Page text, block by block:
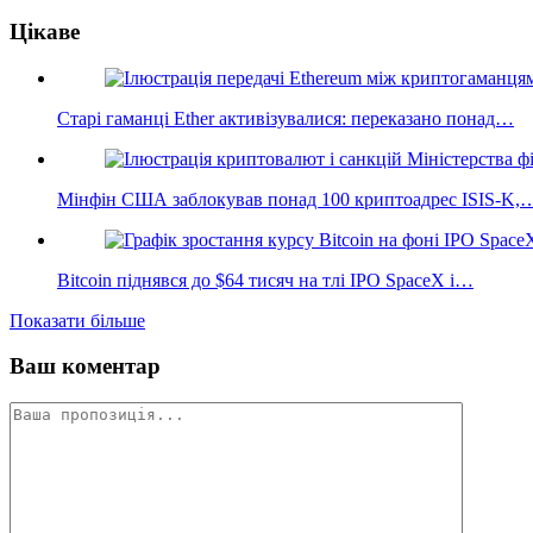
Цікаве
Старі гаманці Ether активізувалися: переказано понад…
Мінфін США заблокував понад 100 криптоадрес ISIS-
Bitcoin піднявся до $64 тисяч на тлі IPO SpaceX і…
Показати більше
Ваш коментар